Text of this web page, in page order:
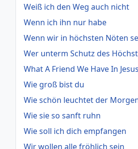
Weiß ich den Weg auch nicht
Wenn ich ihn nur habe
Wenn wir in höchsten Nöten
Wer unterm Schutz des
What A Friend We Have In Jesus
Wie groß bist du
Wie schön leuchtet der
Wie sie so sanft ruhn
Wie soll ich dich empfangen
Wir wollen alle fröhlich sein